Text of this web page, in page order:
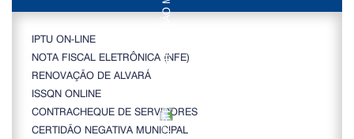
IPTU ON-LINE
NOTA FISCAL ELETRÔNICA (NFE)
RENOVAÇÃO DE ALVARÁ
ISSQN ONLINE
CONTRACHEQUE DE SERVIDORES
CERTIDÃO NEGATIVA MUNICIPAL